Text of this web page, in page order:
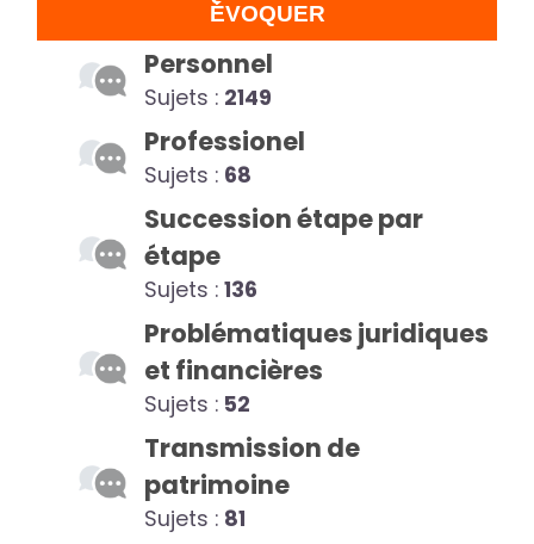
ÉVOQUER
Personnel
Sujets : 2149
Professionel
Sujets : 68
Succession étape par
étape
Sujets : 136
Problématiques juridiques
et financières
Sujets : 52
Transmission de
patrimoine
Sujets : 81